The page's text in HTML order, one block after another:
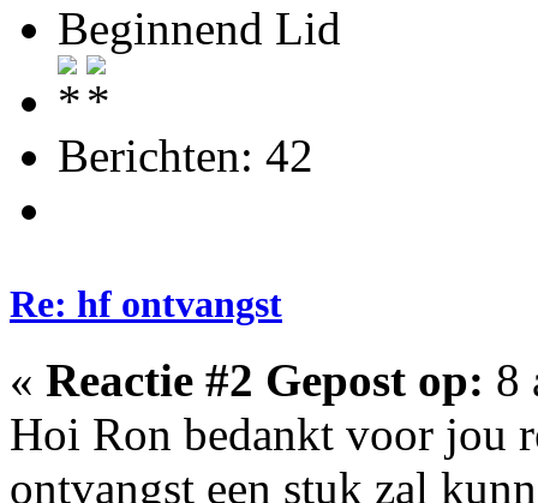
Beginnend Lid
Berichten: 42
Re: hf ontvangst
« Reactie #2 Gepost op: 8
Hoi Ron bedankt voor jou
ontvangst een stuk zal